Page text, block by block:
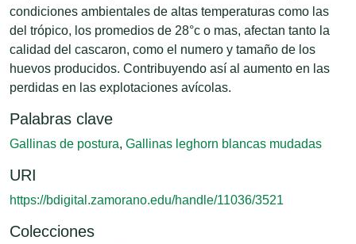
condiciones ambientales de altas temperaturas como las
del trópico, los promedios de 28°c o mas, afectan tanto la
calidad del cascaron, como el numero y tamaño de los
huevos producidos. Contribuyendo así al aumento en las
perdidas en las explotaciones avícolas.
Palabras clave
Gallinas de postura, Gallinas leghorn blancas mudadas
URI
https://bdigital.zamorano.edu/handle/11036/3521
Colecciones